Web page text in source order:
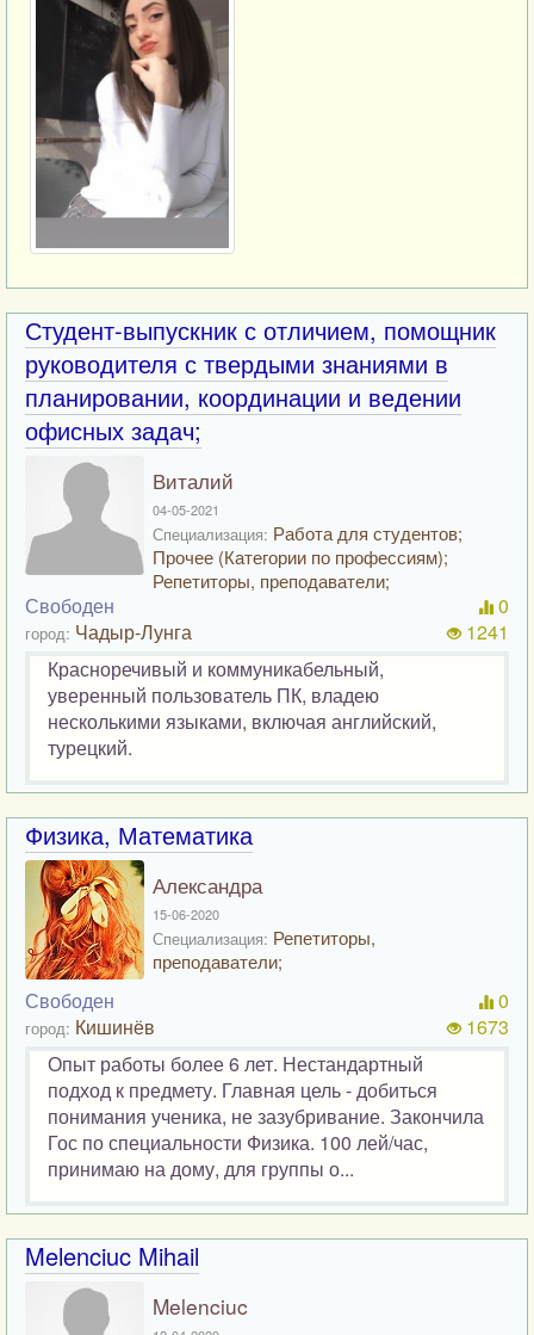
Студент-выпускник с отличием, помощник
руководителя с твердыми знаниями в
планировании, координации и ведении
офисных задач;
Виталий
04-05-2021
Специализация: Работа для студентов;
Прочее (Категории по профессиям);
Репетиторы, преподаватели;
Свободен
город: Чадыр-Лунга
0
1241
Красноречивый и коммуникабельный,
уверенный пользователь ПК, владею
несколькими языками, включая английский,
турецкий.
Физика, Математика
Александра
15-06-2020
Специализация: Репетиторы,
преподаватели;
Свободен
город: Кишинёв
0
1673
Опыт работы более 6 лет. Нестандартный
подход к предмету. Главная цель - добиться
понимания ученика, не зазубривание. Закончила
Гос по специальности Физика. 100 лей/час,
принимаю на дому, для группы о...
Melenciuc Mihail
Melenciuc